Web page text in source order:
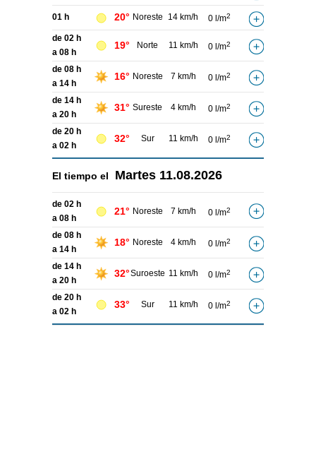
01 h 20° Noreste 14 km/h 0 l/m2
de 02 h
a 08 h
19° Norte 11 km/h 0 l/m2
de 08 h
a 14 h
16° Noreste 7 km/h 0 l/m2
de 14 h
a 20 h
31° Sureste 4 km/h 0 l/m2
de 20 h
a 02 h
32° Sur 11 km/h 0 l/m2
El tiempo el Martes 11.08.2026
de 02 h
a 08 h
21° Noreste 7 km/h 0 l/m2
de 08 h
a 14 h
18° Noreste 4 km/h 0 l/m2
de 14 h
a 20 h
32°Suroeste 11 km/h 0 l/m2
de 20 h
a 02 h
33° Sur 11 km/h 0 l/m2